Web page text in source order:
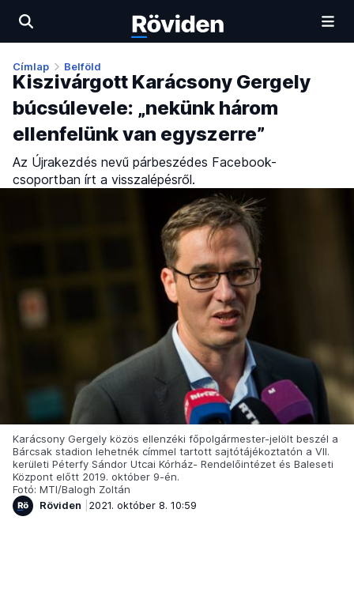
Címlap Belföld
Kiszivárgott Karácsony Gergely
búcsúlevele: „nekünk három
ellenfelünk van egyszerre”
Az Újrakezdés nevű párbeszédes Facebook-
csoportban írt a visszalépésről.
Karácsony Gergely közös ellenzéki főpolgármester-jelölt beszél a
Bárcsak stadion lehetnék címmel tartott sajtótájékoztatón a VII.
kerületi Péterfy Sándor Utcai Kórház- Rendelőintézet és Baleseti
Központ előtt 2019. október 9-én.
Fotó: MTI/Balogh Zoltán
Röviden
2021. október 8. 10:59